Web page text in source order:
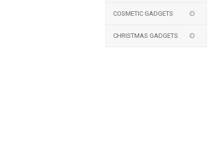
COSMETIC GADGETS
CHRISTMAS GADGETS